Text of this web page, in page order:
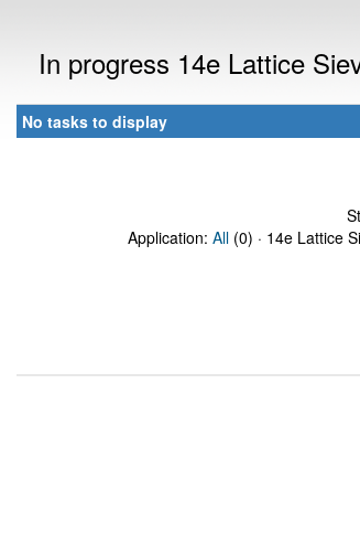
In progress 14e Lattice
No tasks to display
Application: All (0) · 14e Lattice